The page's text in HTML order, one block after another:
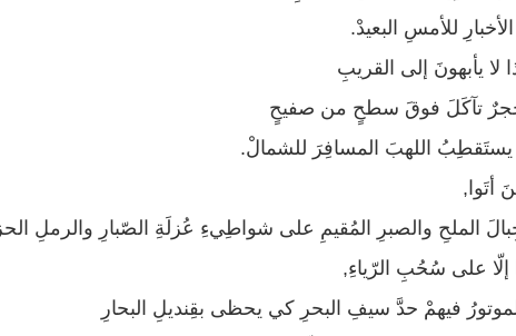
للأمسِ البعيدْ.
لا يأبهونَ إلى القريبِ
تآكَلَ فوقَ سطحٍ من صفيحٍ
يستَقطِبُ اللهبَ المسافِرَ للشمالْ.
أتَوا,
الملحِ والصبرِ المُقيمِ على شواطِيءِ عُزلَةِ الصّبارِ والرملِ
إلّا على سُحُبِ الرّياءِ,
فيهمْ حدَّ سيفِ البحرِ كي يحظى بقِنديلِ البحارِ